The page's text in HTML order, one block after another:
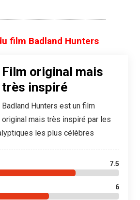
film Badland Hunters
Film original mais
très inspiré
Badland Hunters est un film
original mais très inspiré par les
les plus célèbres
7.5
6